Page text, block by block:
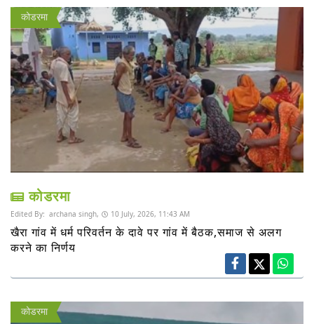
कोडरमा
कोडरमा
Edited By: archana singh, 10 July, 2026, 11:43 AM
खैरा गांव में धर्म परिवर्तन के दावे पर गांव में बैठक,समाज से अलग
करने का निर्णय
कोडरमा